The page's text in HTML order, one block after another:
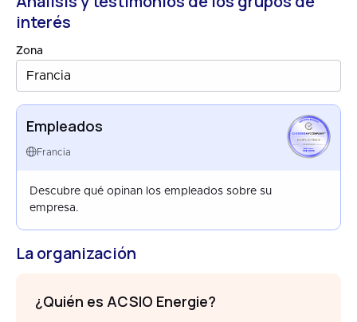
interés
Zona
Francia
Empleados
Francia
EMPLOYEES
FRANCE
FEB 2026
Descubre qué opinan los empleados sobre su
empresa.
La organización
¿Quién es ACSIO Energie?